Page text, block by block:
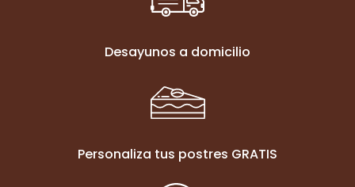
Desayunos a domicilio
Personaliza tus postres GRATIS